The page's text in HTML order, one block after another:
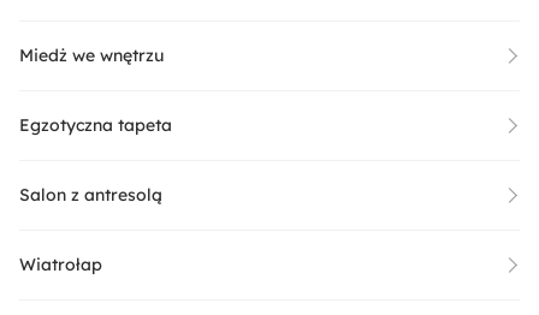
Miedż we wnętrzu
Egzotyczna tapeta
Salon z antresolą
Wiatrołap